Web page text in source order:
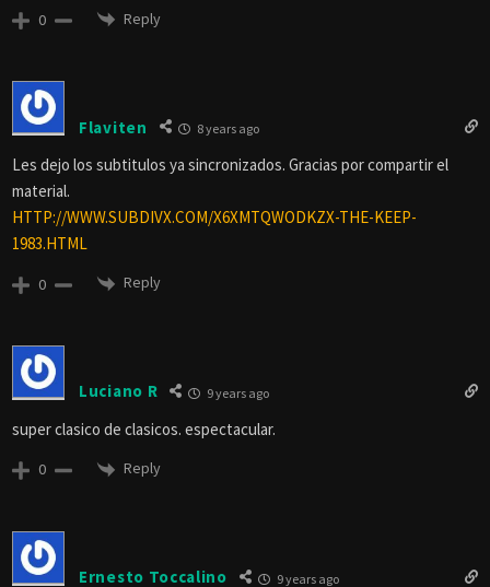
0 Reply
Flaviten 8 years ago
Les dejo los subtitulos ya sincronizados. Gracias por compartir el
material.
HTTP://WWW.SUBDIVX.COM/X6XMTQWODKZX-THE-KEEP-
1983.HTML
0 Reply
Luciano R 9 years ago
super clasico de clasicos. espectacular.
0 Reply
Ernesto Toccalino 9 years ago